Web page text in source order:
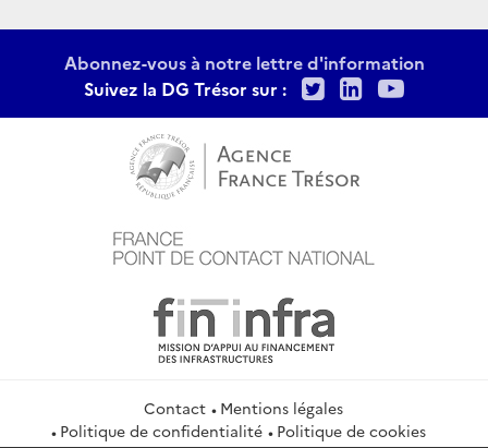
Abonnez-vous à notre lettre d'information
Suivez la DG Trésor sur :
TwitterLinkedIn
Contact
Mentions légales
Politique de confidentialité
Politique de cookies